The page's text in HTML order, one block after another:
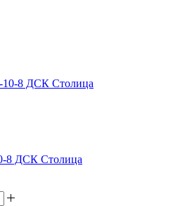
8 ДСК Столица